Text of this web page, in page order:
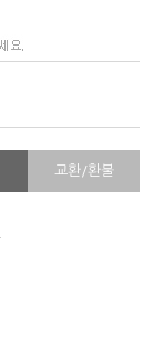
교환/환불